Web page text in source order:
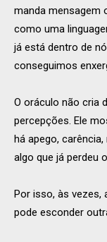
manda mensagem
como uma
já está dentro de
conseguimos
O oráculo não cria
percepções. Ele
há apego,
algo que já perdeu
Por isso, às vezes,
pode esconder